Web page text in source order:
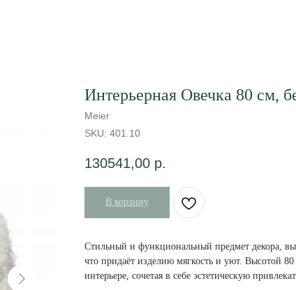
Интерьерная Овечка 80 см,
Meier
SKU: 401.10
130541,00 р.
В корзину
Стильный и функциональный предмет декора,
что придаёт изделию мягкость и уют. Высотой
интерьере, сочетая в себе эстетическую